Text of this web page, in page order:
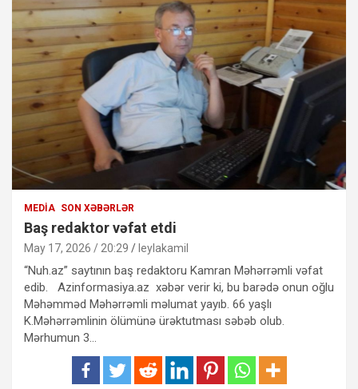
MEDIA SON XƏBƏRLƏR
Baş redaktor vəfat etdi
May 17, 2026 / 20:29 leylakamil
“Nuh.az” saytının baş redaktoru Kamran Məhərrəmli vəfat
edib. Azinformasiya.az xəbər verir ki, bu barədə onun oğlu
Məhəmməd Məhərrəmli məlumat yayıb. 66 yaşlı
K.Məhərrəmlinin ölümünə ürəktutması səbəb olub.
Mərhumun 3…